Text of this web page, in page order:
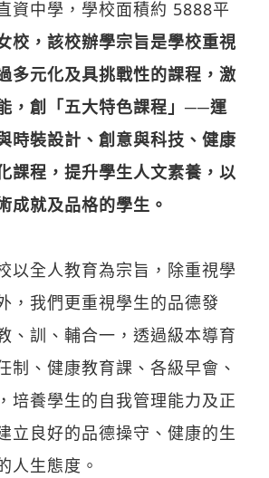
資中學，學校面積約 5888平
校，該校辦學宗旨是學校重視
多元化及具挑戰性的課程，激
，創「五大特色課程」──運
時裝設計、創意與科技、健康
課程，提升學生人文素養，以
成就及品格的學生。
以全人教育為宗旨，除重視學
，我們更重視學生的品德發
、訓、輔合一，透過級本導育
制、健康教育課、各級早會、
培養學生的自我管理能力及正
立良好的品德操守、健康的生
人生態度。